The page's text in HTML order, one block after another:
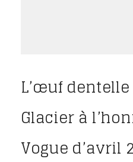
L’œuf
Glacier à
Vogue d’avril